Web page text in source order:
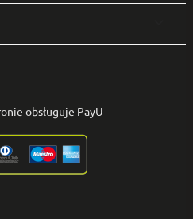
obsługuje PayU